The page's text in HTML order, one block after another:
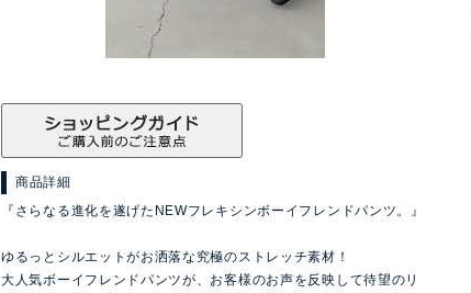
商品詳細
『さらなる進化を遂げたNEWフレキシンボーイフレンドパンツ。』
ゆるっとシルエットがお洒落な究極のストレッチ素材！
大人気ボーイフレンドパンツが、お客様のお声を反映して待望のリ